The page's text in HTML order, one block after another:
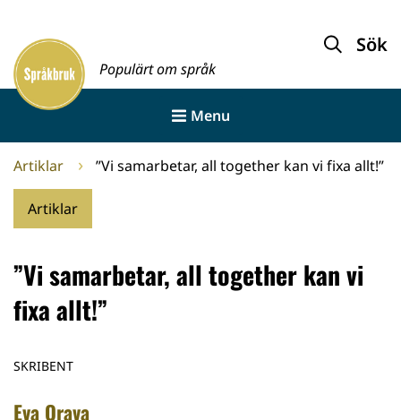
innehållet
Framsida
Populärt om språk
Sök
Menu
Artiklar ”Vi samarbetar, all together kan vi fixa allt!”
Artiklar
”Vi samarbetar, all together kan vi
fixa allt!”
SKRIBENT
Eva Orava